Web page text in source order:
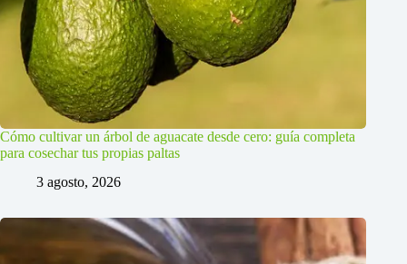
Cómo cultivar un árbol de aguacate desde cero: guía completa
para cosechar tus propias paltas
3 agosto, 2026